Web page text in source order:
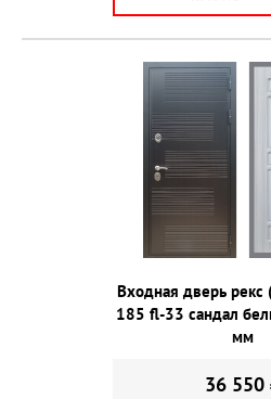
Входная дверь
185 fl-33 сандал
мм
36 550